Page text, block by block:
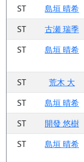
ST 島垣 晴希
ST
古瀬 瑞季
ST
島垣 晴希
ST
荒木 大
ST
島垣 晴希
ST
開發 悠樹
ST
島垣 晴希